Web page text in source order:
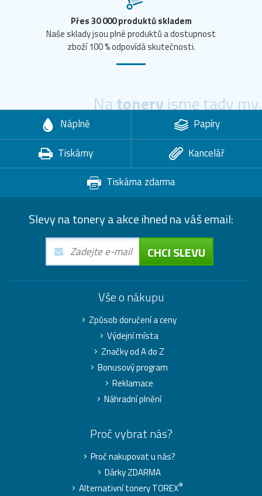
Přes 30 000 produktů skladem
Naše sklady jsou plné produktů a dostupnost
zboží 100 % odpovídá skutečnosti.
Natoneryjsme tady my.
Náplně
Papíry
Tiskárny
Kancelář
Tiskárna zdarma
Slevy na tonery a akce ihned na váš email:
CHCI SLEVU
Vše o nákupu
Způsob doručení a ceny
Výdejní místa
Značky od A do Z
Bonusový program
Reklamace
Náhradní plnění
Proč vybrat nás?
Proč nakupovat u nás?
Dárky ZDARMA
Alternativní tonery TOREX®